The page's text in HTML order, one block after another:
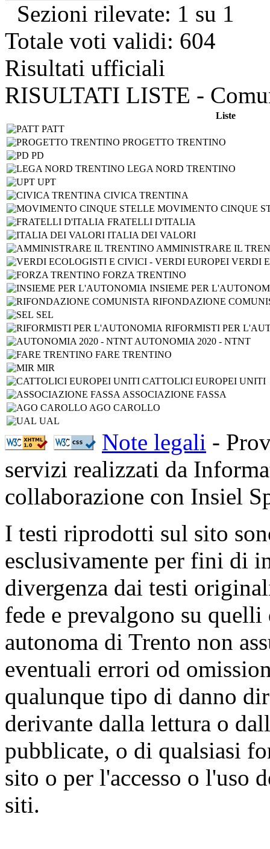
Sezioni rilevate: 1 su 1
Totale voti validi: 604
Risultati ufficiali
RISULTATI LISTE -
Liste
PATT
PROGETTO TRENTINO
PD
LEGA NORD TRENTINO
UPT
CIVICA TRENTINA
MOVIMENTO CINQUE
FRATELLI D'ITALIA
ITALIA DEI VALORI
AMMINISTRARE IL
VERDI
FORZA TRENTINO
INSIEME PER
RIFONDAZIONE
SEL
RIFORMISTI PER
AUTONOMIA 2020 - NTNT
FARE TRENTINO
MIR
CATTOLICI EUROPEI UNITI
ASSOCIAZIONE FASSA
AGO CAROLLO
UAL
Note legali -
servizi realizzati da
collaborazione con Insiel
I testi riprodotti sul sito
esclusivamente per fini di
divergenza dai testi
fede e prevalgono su
autonoma di Trento non
eventuali errori od
qualunque tipo di danno
derivante dalla lettura o
pubblicate, o di qualsiasi
sito o per l'accesso o l'uso
siti.